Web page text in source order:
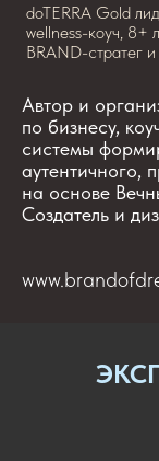
doTERRA Gold
wellness-коуч, 8+
BRAND-стратег
Автор и
по бизнесу,
системы
аутентичного,
на основе
Создатель и